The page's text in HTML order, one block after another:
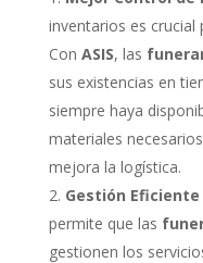
inventarios es crucial
Con ASIS, las
sus existencias en
siempre haya
materiales
mejora la logística.
Gestión Eficiente
permite que las
gestionen los